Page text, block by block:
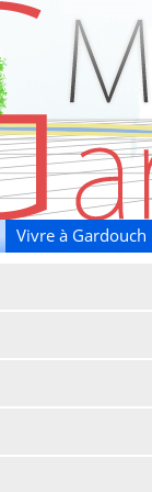
Vivre à Gardouch